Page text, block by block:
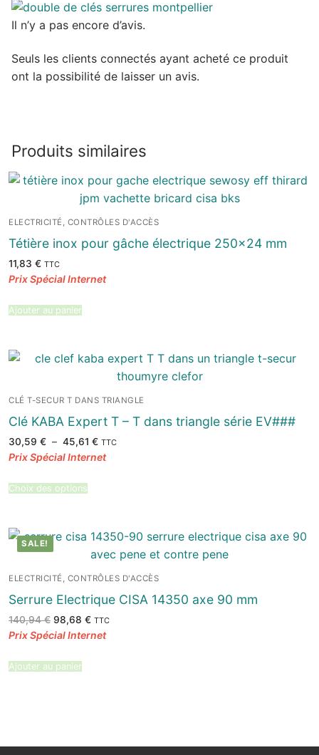
Il n’y a pas encore d’avis.
Seuls les clients connectés ayant acheté ce produit
ont la possibilité de laisser un avis.
Produits similaires
ELECTRICITÉ, CONTRÔLES D'ACCÈS
Tétière inox pour gâche électrique 250×24 mm
11,83 € TTC
Ajouter au panier
CLÉ T-SECUR T DANS TRIANGLE
Clé KABA Expert T – T dans triangle série EV###
30,59 € – 45,61 €Plage
prix :
TTC
Choix des options
SALE!
ELECTRICITÉ, CONTRÔLES D'ACCÈS
Serrure Electrique CISA 14350 axe 90 mm
140,94€ Le
prix
initial
98,68 €Le
actuel
TTC
Ajouter au panier